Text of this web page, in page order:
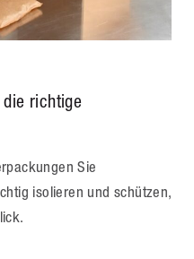
richtige
Sie
isolieren und schützen,